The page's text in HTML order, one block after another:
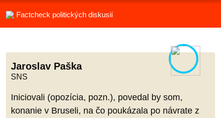
Factcheck politických diskusií
Jaroslav Paška
SNS
Iniciovali (opozícia, pozn.), povedal by som,
konanie v Bruseli, na čo poukázala po návrate z